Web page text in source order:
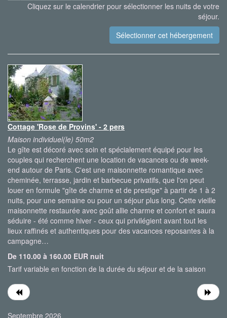
Cliquez sur le calendrier pour sélectionner les nuits de votre
séjour.
Cottage 'Rose de Provins' - 2 pers
Maison individuel(le) 50m2
Le gîte est décoré avec soin et spécialement équipé pour les
couples qui recherchent une location de vacances ou de week-
end autour de Paris. C'est une maisonnette romantique avec
cheminée, terrasse, jardin et barbecue privatifs, que l'on peut
louer en formule "gîte de charme et de prestige" à partir de 1 à 2
nuits, pour une semaine ou pour un séjour plus long. Cette vieille
maisonnette restaurée avec goût allie charme et confort et saura
séduire - été comme hiver - ceux qui privilégient avant tout les
lieux raffinés et authentiques pour des vacances reposantes à la
campagne…
De 110.00 à 160.00 EUR nuit
Tarif variable en fonction de la durée du séjour et de la saison
Septembre 2026